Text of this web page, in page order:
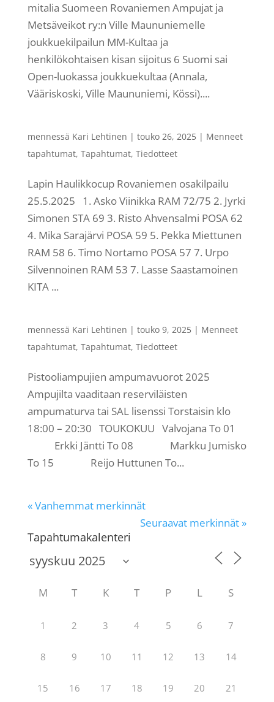
mitalia Suomeen Rovaniemen Ampujat ja
Metsäveikot ry:n Ville Maununiemelle
joukkuekilpailun MM-Kultaa ja
henkilökohtaisen kisan sijoitus 6 Suomi sai
Open-luokassa joukkuekultaa (Annala,
Vääriskoski, Ville Maununiemi, Kössi)....
mennessä Kari Lehtinen | touko 26, 2025| Menneet
tapahtumat, Tapahtumat, Tiedotteet
Lapin Haulikkocup Rovaniemen osakilpailu
25.5.2025 1. Asko Viinikka RAM 72/75 2. Jyrki
Simonen STA 69 3. Risto Ahvensalmi POSA 62
4. Mika Sarajärvi POSA 59 5. Pekka Miettunen
RAM 58 6. Timo Nortamo POSA 57 7. Urpo
Silvennoinen RAM 53 7. Lasse Saastamoinen
KITA ...
mennessä Kari Lehtinen | touko 9, 2025| Menneet
tapahtumat, Tapahtumat, Tiedotteet
Pistooliampujien ampumavuorot 2025
Ampujilta vaaditaan reserviläisten
ampumaturva tai SAL lisenssi Torstaisin klo
18:00 – 20:30 TOUKOKUU Valvojana To 01
Erkki Jäntti To 08 Markku Jumisko
To 15 Reijo Huttunen To...
« Vanhemmat merkinnät
Seuraavat merkinnät »
Tapahtumakalenteri
M T K T P L S
1 2 3 4 5 6 7
8 9 10 11 12 13 14
15 16 17 18 19 20 21